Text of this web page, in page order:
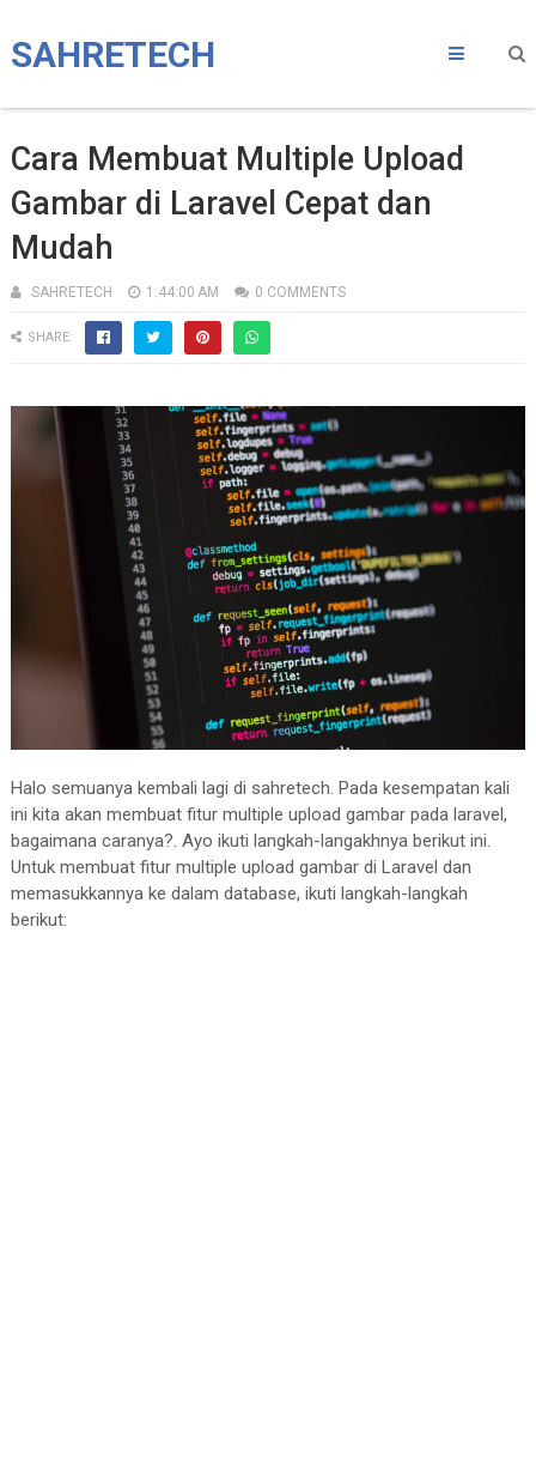
SAHRETECH
Cara Membuat Multiple Upload
Gambar di Laravel Cepat dan
Mudah
SAHRETECH 1:44:00 AM 0 COMMENTS
SHARE:
Halo semuanya kembali lagi di sahretech. Pada kesempatan kali
ini kita akan membuat fitur multiple upload gambar pada laravel,
bagaimana caranya?. Ayo ikuti langkah-langakhnya berikut ini.
Untuk membuat fitur multiple upload gambar di Laravel dan
memasukkannya ke dalam database, ikuti langkah-langkah
berikut: